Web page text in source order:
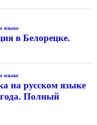
языке
в Белорецке.
языке
на русском языке
года. Полный